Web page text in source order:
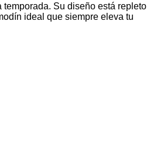
Su diseño está repleto
ideal que siempre eleva tu